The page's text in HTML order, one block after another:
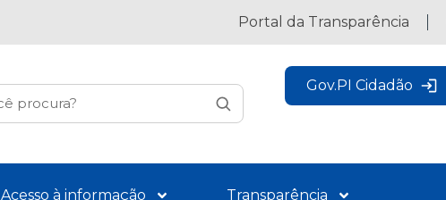
Portal da Transparência
Gov.PI Cidadão
Acesso à informação Transparência